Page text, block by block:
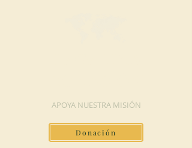
APOYA NUESTRA MISIÓN
Donación